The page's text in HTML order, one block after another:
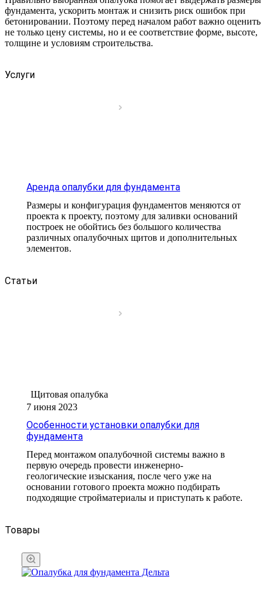
фундамента, ускорить монтаж и снизить риск ошибок при
бетонировании. Поэтому перед началом работ важно оценить
не только цену системы, но и ее соответствие форме, высоте,
толщине и условиям строительства.
Услуги
Аренда опалубки для фундамента
Размеры и конфигурация фундаментов меняются от
проекта к проекту, поэтому для заливки оснований
построек не обойтись без большого количества
различных опалубочных щитов и дополнительных
элементов.
Статьи
Щитовая опалубка
7 июня 2023
Особенности установки опалубки для
фундамента
Перед монтажом опалубочной системы важно в
первую очередь провести инженерно-
геологические изыскания, после чего уже на
основании готового проекта можно подбирать
подходящие стройматериалы и приступать к работе.
Товары